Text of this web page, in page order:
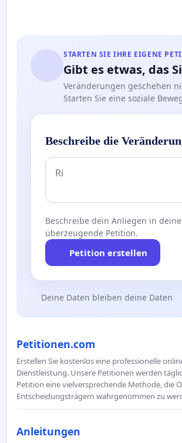
STARTEN SIE IHRE EIGENE
Gibt es etwas, das
Veränderungen geschehen
Starten Sie eine soziale
Beschreibe die
Beschreibe dein Anliegen in
überzeugende Petition.
Petition erstellen
Deine Daten bleiben deine Daten
Petitionen.com
Erstellen Sie kostenlos eine professionelle
Dienstleistung. Unsere Petitionen werden
Petition eine vielversprechende Methode, die
Entscheidungsträgern wahrgenommen zu
Anleitungen